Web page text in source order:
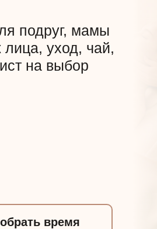
подруг, мамы
уход, чай,
на выбор
время